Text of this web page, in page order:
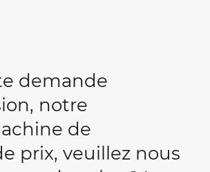
demande
notre
de
prix, veuillez nous